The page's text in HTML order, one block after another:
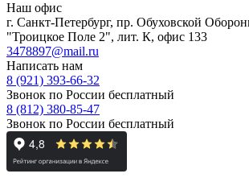
Наш офис
г. Санкт-Петербург, пр. Обуховской
"Троицкое Поле 2", лит. К, офис 133
3478897@mail.ru
Написать нам
8 (921) 393-66-32
Звонок по России бесплатный
8 (812) 380-85-47
Звонок по России бесплатный